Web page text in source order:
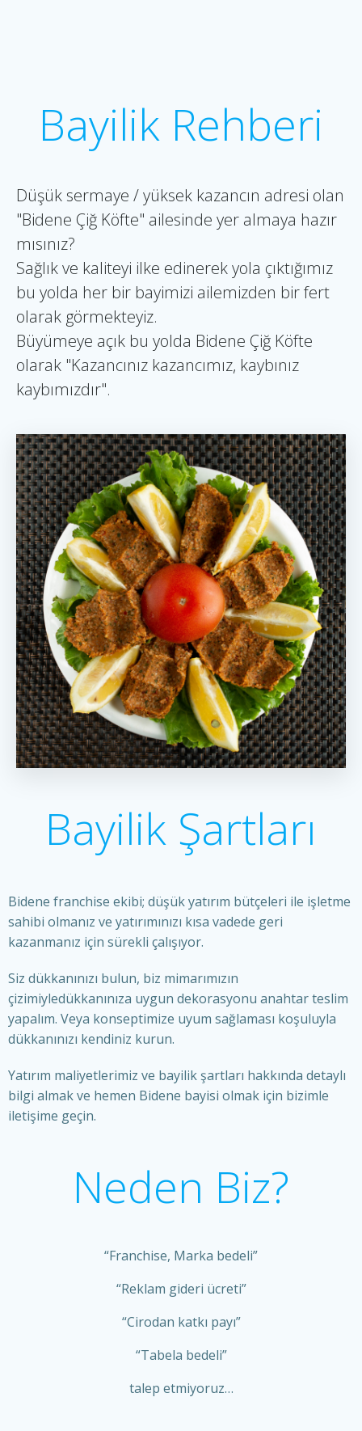
Bayilik Rehberi
Düşük sermaye / yüksek kazancın adresi olan
"Bidene Çiğ Köfte" ailesinde yer almaya hazır
mısınız?
Sağlık ve kaliteyi ilke edinerek yola çıktığımız
bu yolda her bir bayimizi ailemizden bir fert
olarak görmekteyiz.
Büyümeye açık bu yolda Bidene Çiğ Köfte
olarak "Kazancınız kazancımız, kaybınız
kaybımızdır".
Bayilik Şartları
Bidene franchise ekibi; düşük yatırım bütçeleri ile işletme
sahibi olmanız ve yatırımınızı kısa vadede geri
kazanmanız için sürekli çalışıyor.
Siz dükkanınızı bulun, biz mimarımızın
çizimiyledükkanınıza uygun dekorasyonu anahtar teslim
yapalım. Veya konseptimize uyum sağlaması koşuluyla
dükkanınızı kendiniz kurun.
Yatırım maliyetlerimiz ve bayilik şartları hakkında detaylı
bilgi almak ve hemen Bidene bayisi olmak için bizimle
iletişime geçin.
Neden Biz?
“Franchise, Marka bedeli”
“Reklam gideri ücreti”
“Cirodan katkı payı”
“Tabela bedeli”
talep etmiyoruz…